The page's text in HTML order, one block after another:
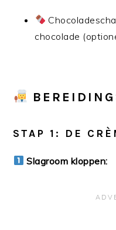
chocolade
STAP 1: DE
Slagroom kloppen: